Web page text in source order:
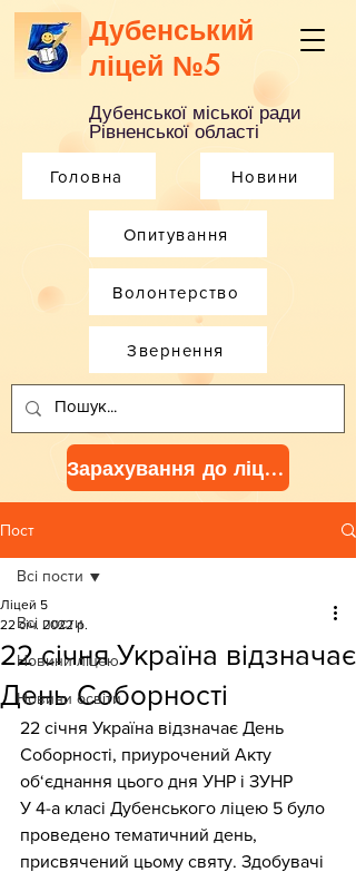
Дубенський
ліцей №5
Дубенської міської ради
Рівненської області
Головна Новини
Опитування
Зарахування до ліцею
Волонтерство
Звернення
Пост
Всі пости
Новини ліцею
Новини освіти
Всі пости
22 січня Україна відзначає
День Соборності
Ліцей 5
22 січ. 2022 р.
22 січня Україна відзначає День
Соборності, приурочений Акту
об‘єднання цього дня УНР і ЗУНР
У 4-а класі Дубенського ліцею 5 було
проведено тематичний день,
присвячений цьому святу. Здобувачі